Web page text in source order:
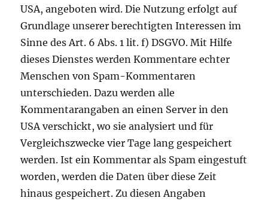
USA, angeboten wird. Die Nutzung erfolgt auf
Grundlage unserer berechtigten Interessen im
Sinne des Art. 6 Abs. 1 lit. f) DSGVO. Mit Hilfe
dieses Dienstes werden Kommentare echter
Menschen von Spam-Kommentaren
unterschieden. Dazu werden alle
Kommentarangaben an einen Server in den
USA verschickt, wo sie analysiert und für
Vergleichszwecke vier Tage lang gespeichert
werden. Ist ein Kommentar als Spam eingestuft
worden, werden die Daten über diese Zeit
hinaus gespeichert. Zu diesen Angaben